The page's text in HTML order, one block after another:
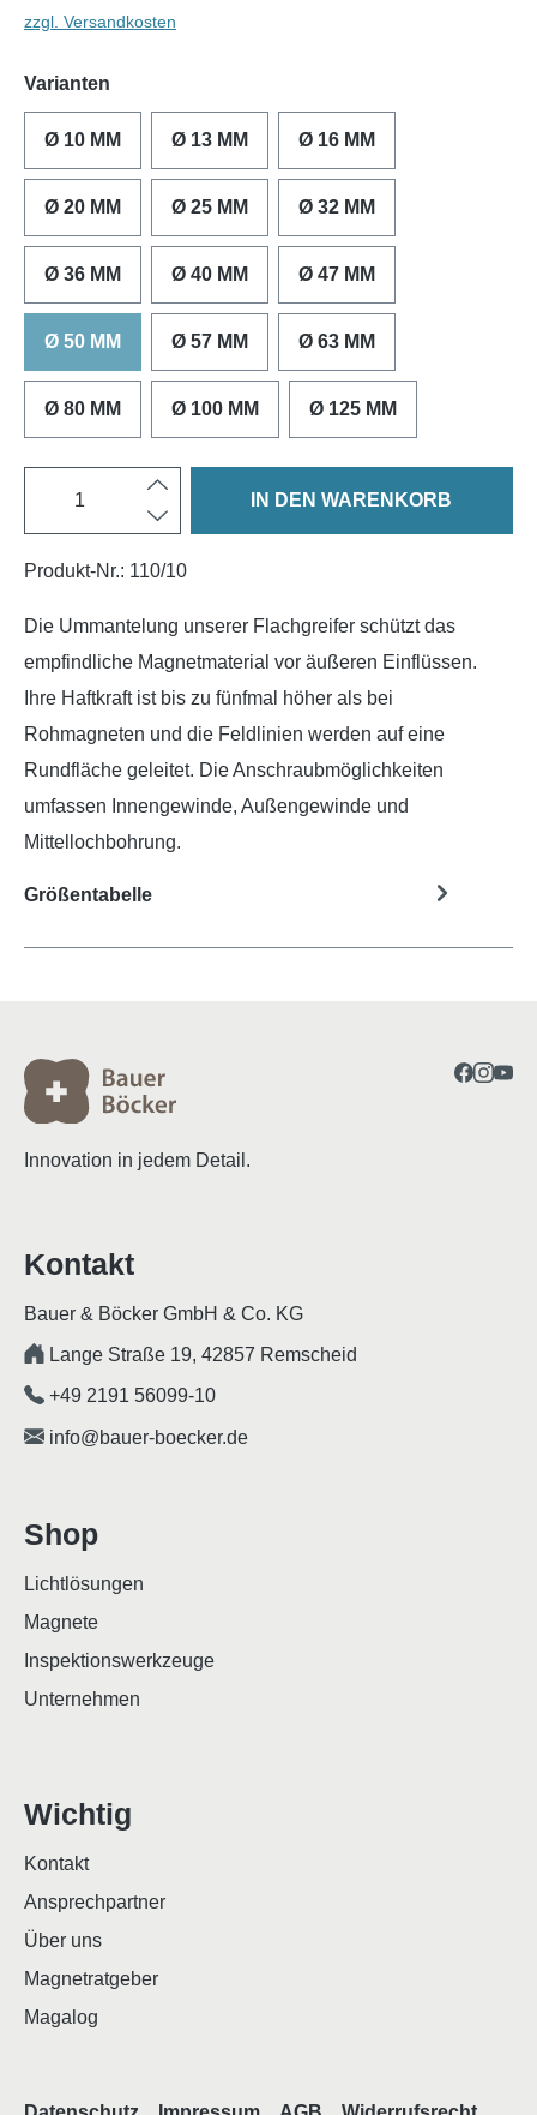
zzgl. Versandkosten
Varianten
Ø 10 MM Ø 13 MM Ø 16 MM
Ø 20 MM Ø 25 MM Ø 32 MM
Ø 36 MM Ø 40 MM Ø 47 MM
Ø 50 MM Ø 57 MM Ø 63 MM
Ø 80 MM Ø 100 MM Ø 125 MM
IN DEN WARENKORB
Produkt-Nr.: 110/10
Die Ummantelung unserer Flachgreifer schützt das
empfindliche Magnetmaterial vor äußeren Einflüssen.
Ihre Haftkraft ist bis zu fünfmal höher als bei
Rohmagneten und die Feldlinien werden auf eine
Rundfläche geleitet. Die Anschraubmöglichkeiten
umfassen Innengewinde, Außengewinde und
Mittellochbohrung.
Größentabelle
Innovation in jedem Detail.
Kontakt
Bauer & Böcker GmbH & Co. KG
Lange Straße 19, 42857 Remscheid
+49 2191 56099-10
info@bauer-boecker.de
Shop
Lichtlösungen
Magnete
Inspektionswerkzeuge
Unternehmen
Wichtig
Kontakt
Ansprechpartner
Über uns
Magnetratgeber
Magalog